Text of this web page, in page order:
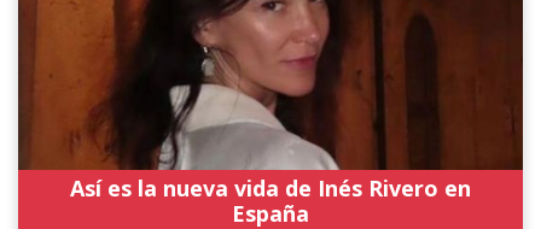
Así es la nueva vida de Inés Rivero en
España